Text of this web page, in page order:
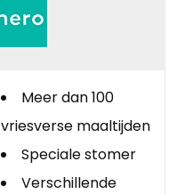
Meer dan 100
vriesverse maaltijden
Speciale stomer
Verschillende